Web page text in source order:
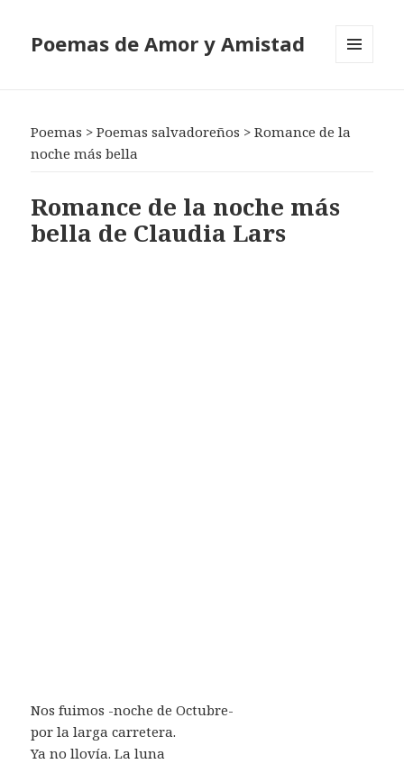
Poemas de Amor y Amistad
Poemas >Poemas salvadoreños >Romance de la
noche más bella
Romance de la noche más
bella de Claudia Lars
Nos fuimos -noche de Octubre-
por la larga carretera.
Ya no llovía. La luna